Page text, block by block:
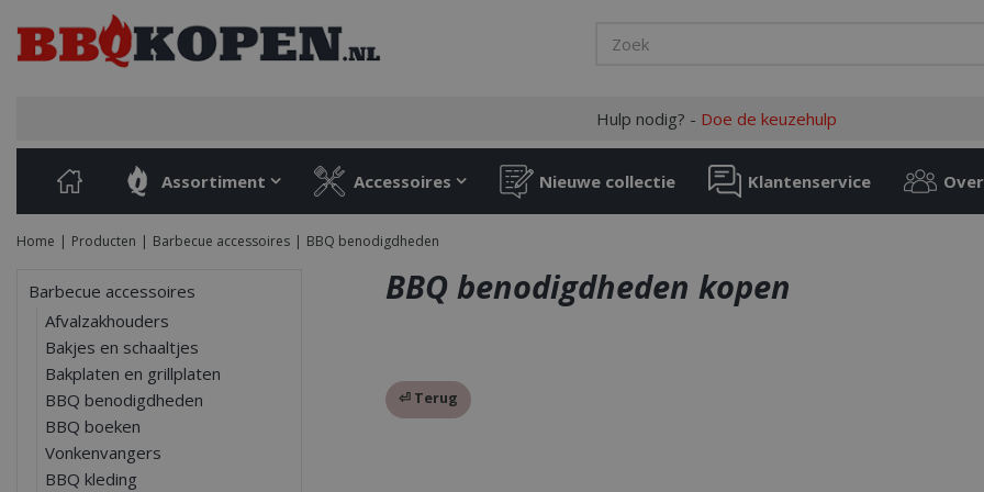
naar
content
Home Producten Barbecue accessoires BBQ benodigdheden
Hulp nodig? - Doe de keuzehulp
Assortiment Accessoires Nieuwe collectie Klantenservice
BBQ benodigdheden kopen
⏎ Terug
Barbecue accessoires
Afvalzakhouders
Bakjes en schaaltjes
Bakplaten en grillplaten
BBQ benodigdheden
BBQ boeken
Vonkenvangers
BBQ kleding